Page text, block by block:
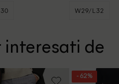
W29/L32
de
- 62%